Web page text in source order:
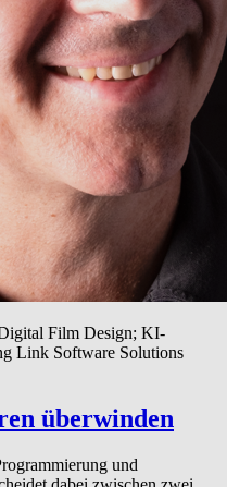
Film Design; KI-
Link Software Solutions
überwinden
und